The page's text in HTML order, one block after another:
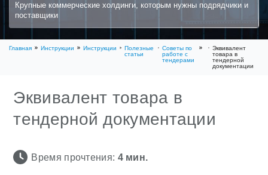
Крупные коммерческие холдинги, которым нужны подрядчики и
поставщики
Главная Инструкции Инструкции
Полезные
статьи
Советы по
работе с
тендерами
Эквивалент
товара в
тендерной
документации
Эквивалент товара в
тендерной документации
Время прочтения: 4мин.